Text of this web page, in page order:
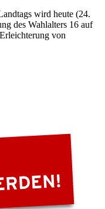
wird heute (24.
des Wahlalters 16 auf
von